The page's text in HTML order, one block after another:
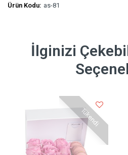
Ürün Kodu: as-81
İlginizi
Tükendi